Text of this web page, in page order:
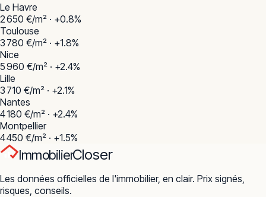
Le Havre
2 650 €/m² · +0.8%
Toulouse
3 780 €/m² · +1.8%
Nice
5 960 €/m² · +2.4%
Lille
3 710 €/m² · +2.1%
Nantes
4 180 €/m² · +2.4%
Montpellier
4 450 €/m² · +1.5%
ImmobilierCloser
Les données officielles de l'immobilier, en clair. Prix signés,
risques, conseils.